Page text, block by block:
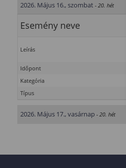
2026. Május 16., szombat - 20. hét
Esemény neve
Leírás
Időpont
Kategória
Típus
2026. Május 17., vasárnap - 20. hét